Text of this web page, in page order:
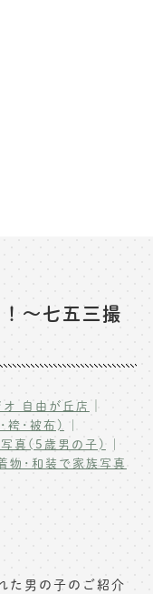
影
〜七五三撮
自由が丘店 ｜
袴･被布)
真(5歳男の子)
物･和装で家族写真
た男の子のご紹介